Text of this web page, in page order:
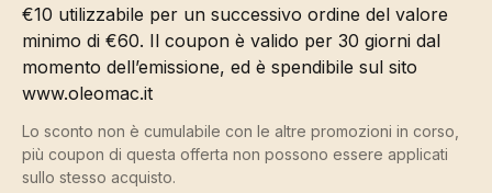
€10 utilizzabile per un successivo ordine del valore
minimo di €60. Il coupon è valido per 30 giorni dal
momento dell’emissione, ed è spendibile sul sito
www.oleomac.it
Lo sconto non è cumulabile con le altre promozioni in corso,
più coupon di questa offerta non possono essere applicati
sullo stesso acquisto.